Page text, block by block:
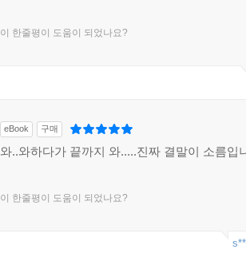
이 한줄평이 도움이 되었나요?
eBook 구매
와..와하다가 끝까지 와.....진짜 결말이 소름입
이 한줄평이 도움이 되었나요?